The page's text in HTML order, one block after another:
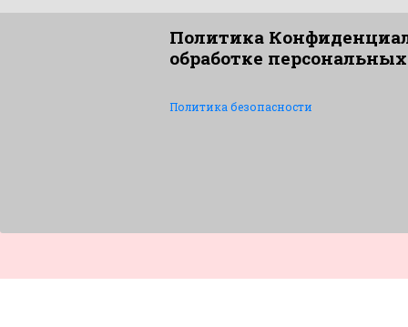
Политика
обработке
Политика безопасности